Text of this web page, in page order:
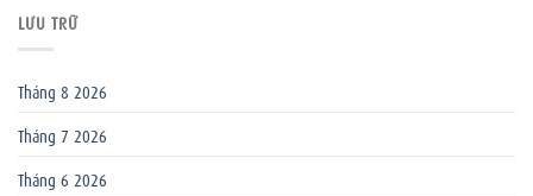
LƯU TRỮ
Tháng 8 2026
Tháng 7 2026
Tháng 6 2026